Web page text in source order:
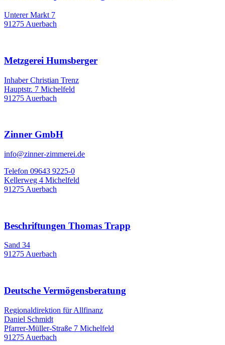
Unterer Markt 7
91275 Auerbach
Metzgerei Humsberger
Inhaber Christian Trenz
Hauptstr. 7 Michelfeld
91275 Auerbach
Zinner GmbH
info@zinner-zimmerei.de
Telefon 09643 9225-0
Kellerweg 4 Michelfeld
91275 Auerbach
Beschriftungen Thomas Trapp
Sand 34
91275 Auerbach
Deutsche Vermögensberatung
Regionaldirektion für Allfinanz
Daniel Schmidt
Pfarrer-Müller-Straße 7 Michelfeld
91275 Auerbach